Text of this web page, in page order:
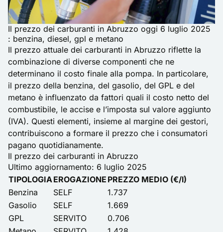
Il prezzo dei carburanti in Abruzzo oggi 6 luglio 2025
: benzina, diesel, gpl e metano
Il prezzo attuale dei carburanti in Abruzzo riflette la
combinazione di diverse componenti che ne
determinano il costo finale alla pompa. In particolare,
il prezzo della benzina, del gasolio, del GPL e del
metano è influenzato da fattori quali il costo netto del
combustibile, le accise e l’imposta sul valore aggiunto
(IVA). Questi elementi, insieme al margine dei gestori,
contribuiscono a formare il prezzo che i consumatori
pagano quotidianamente.
Il prezzo dei carburanti in Abruzzo
Ultimo aggiornamento: 6 luglio 2025
TIPOLOGIAEROGAZIONE PREZZO MEDIO (€/l)
Benzina
SELF
1.737
Gasolio
SELF
1.669
GPL
SERVITO
0.706